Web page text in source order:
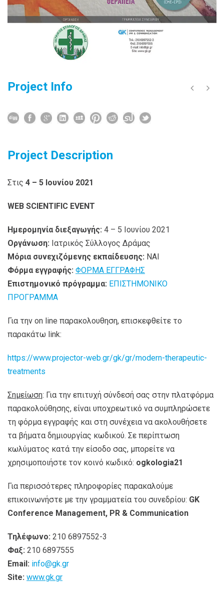
Project Info
Project Description
Στις 4 – 5 Ιουνίου 2021
WEB SCIENTIFIC EVENT
Ημερομηνία διεξαγωγής: 4 – 5 Ιουνίου 2021
Οργάνωση: Ιατρικός Σύλλογος Δράμας
Μόρια συνεχιζόμενης εκπαίδευσης: ΝΑΙ
Φόρμα εγγραφής: ΦΟΡΜΑ ΕΓΓΡΑΦΗΣ
Επιστημονικό πρόγραμμα: ΕΠΙΣΤΗΜΟΝΙΚΟ
ΠΡΟΓΡΑΜΜΑ
Για την on line παρακολουθηση, επισκεφθείτε το
παρακάτω link:
https://www.projector-web.gr/gk/gr/modern-therapeutic-
treatments
Σημείωση: Για την επιτυχή σύνδεσή σας στην πλατφόρμα
παρακολούθησης, είναι υποχρεωτικό να συμπληρώσετε
τη φόρμα εγγραφής και στη συνέχεια να ακολουθήσετε
τα βήματα δημιουργίας κωδικού. Σε περίπτωση
κωλύματος κατά την είσοδο σας, μπορείτε να
χρησιμοποιήστε τον κοινό κωδικό: ogkologia21
Για περισσότερες πληροφορίες παρακαλούμε
επικοινωνήστε με την γραμματεία του συνεδρίου: GK
Conference Management, PR & Communication
Τηλέφωνο: 210 6897552-3
Φαξ: 210 6897555
Email: info@gk.gr
Site: www.gk.gr